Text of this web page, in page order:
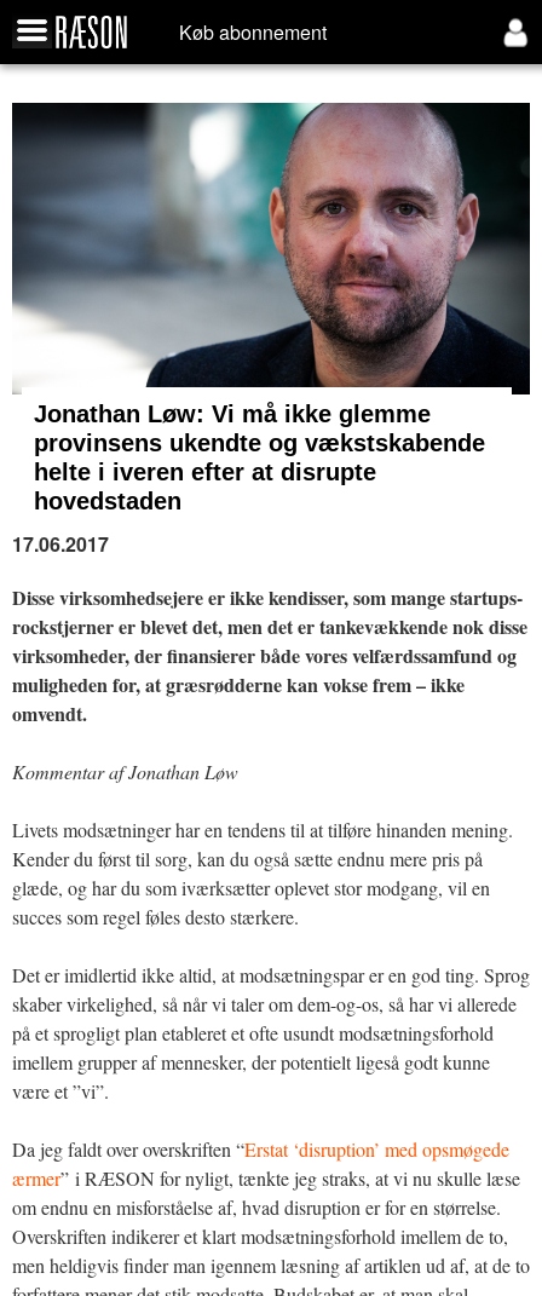
Køb abonnement
Jonathan Løw: Vi må ikke glemme
provinsens ukendte og vækstskabende
helte i iveren efter at disrupte
hovedstaden
17.06.2017
Disse virksomhedsejere er ikke kendisser, som mange startups-
rockstjerner er blevet det, men det er tankevækkende nok disse
virksomheder, der finansierer både vores velfærdssamfund og
muligheden for, at græsrødderne kan vokse frem – ikke
omvendt.
Kommentar af Jonathan Løw
Livets modsætninger har en tendens til at tilføre hinanden mening.
Kender du først til sorg, kan du også sætte endnu mere pris på
glæde, og har du som iværksætter oplevet stor modgang, vil en
succes som regel føles desto stærkere.
Det er imidlertid ikke altid, at modsætningspar er en god ting. Sprog
skaber virkelighed, så når vi taler om dem-og-os, så har vi allerede
på et sprogligt plan etableret et ofte usundt modsætningsforhold
imellem grupper af mennesker, der potentielt ligeså godt kunne
være et ”vi”.
Da jeg faldt over overskriften “Erstat ‘disruption’ med opsmøgede
ærmer” i RÆSON for nyligt, tænkte jeg straks, at vi nu skulle læse
om endnu en misforståelse af, hvad disruption er for en størrelse.
Overskriften indikerer et klart modsætningsforhold imellem de to,
men heldigvis finder man igennem læsning af artiklen ud af, at de to